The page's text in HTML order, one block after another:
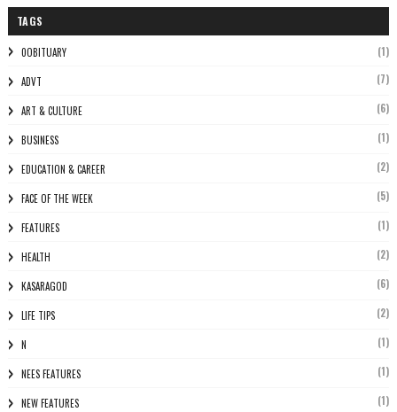
TAGS
0OBITUARY (1)
ADVT (7)
ART & CULTURE (6)
BUSINESS (1)
EDUCATION & CAREER (2)
FACE OF THE WEEK (5)
FEATURES (1)
HEALTH (2)
KASARAGOD (6)
LIFE TIPS (2)
N (1)
NEES FEATURES (1)
NEW FEATURES (1)